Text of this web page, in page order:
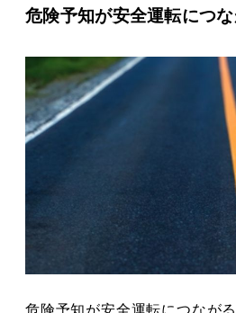
危険予知が安全運転につ
危険予知が安全運転につなが